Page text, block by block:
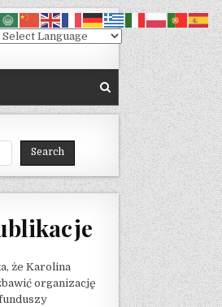
Search
że ​​Karolina
organizację